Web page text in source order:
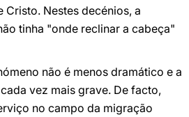
Cristo. Nestes decénios, a
tinha "onde reclinar a cabeça"
não é menos dramático e a
vez mais grave. De facto,
no campo da migração